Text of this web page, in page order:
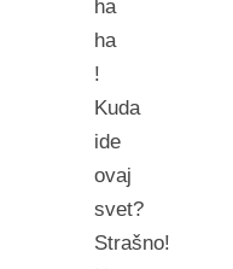
ha
ha
!
Kuda
ide
ovaj
svet?
Strašno!